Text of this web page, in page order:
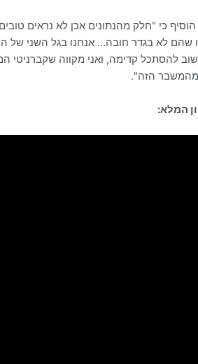
הוסיף כי "חלק מהנתונים אכן לא נראים
שהם לא בגדר חובה… אנחנו בגל השני של
להסתכל קדימה, ואני מקווה שקברניטי
הזה".
המלא: